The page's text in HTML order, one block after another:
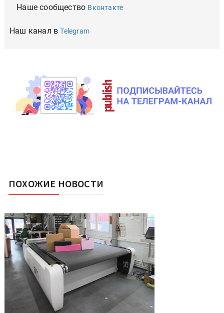
Наше сообщество Вконтакте
Наш канал вTelegram
ПОХОЖИЕ НОВОСТИ